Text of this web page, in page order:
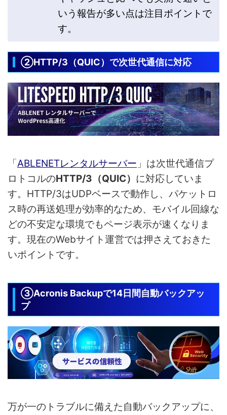
いう報告が多い点は注目ポイントで
す。
②HTTP/3（QUIC）で次世代通信に対応
「ABLENETレンタルサーバー 」は次世代通信プ
ロトコルのHTTP/3（QUIC） に対応していま
す。HTTP/3はUDPベースで動作し、パケットロ
ス時の再送処理が効率的なため、モバイル回線な
どの不安定な環境でもページ表示が速くなりま
す。現在のWebサイト運営では押さえておきた
いポイントです。
③Acronis Backupで14日間自動バックアッ
プ
万が一のトラブルに備えた自動バックアップに、